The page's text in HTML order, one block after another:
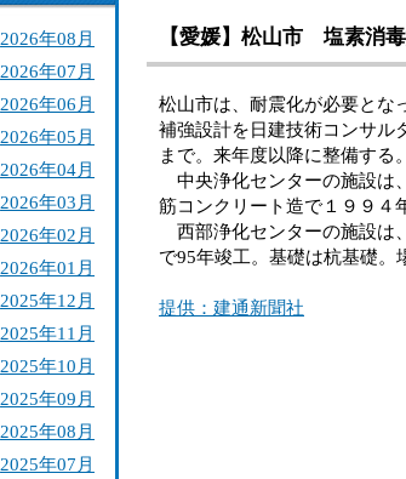
2026年08月
2026年07月
2026年06月
2026年05月
2026年04月
2026年03月
2026年02月
2026年01月
2025年12月
2025年11月
2025年10月
2025年09月
2025年08月
2025年07月
【愛媛】松山市 塩素消
松山市は、耐震化が必要とな
補強設計を日建技術コンサル
まで。来年度以降に整備する。
中央浄化センターの施設は
筋コンクリート造で１９９４
西部浄化センターの施設は
で95年竣工。基礎は杭基礎。
提供：建通新聞社